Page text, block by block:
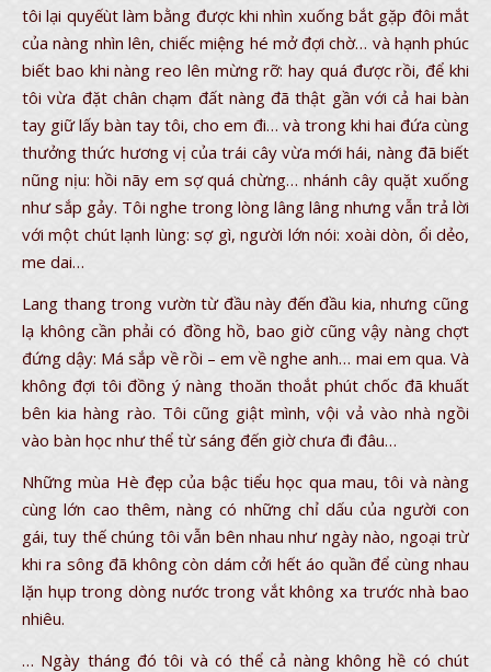
tôi lại quyếùt làm bằng được khi nhìn xuống bắt gặp đôi mắt
của nàng nhìn lên, chiếc miệng hé mở đợi chờ… và hạnh phúc
biết bao khi nàng reo lên mừng rỡ: hay quá được rồi, để khi
tôi vừa đặt chân chạm đất nàng đã thật gần với cả hai bàn
tay giữ lấy bàn tay tôi, cho em đi… và trong khi hai đứa cùng
thưởng thức hương vị của trái cây vừa mới hái, nàng đã biết
nũng nịu: hồi nãy em sợ quá chừng… nhánh cây quặt xuống
như sắp gảy. Tôi nghe trong lòng lâng lâng nhưng vẫn trả lời
với một chút lạnh lùng: sợ gì, người lớn nói: xoài dòn, ổi dẻo,
me dai…
Lang thang trong vườn từ đầu này đến đầu kia, nhưng cũng
lạ không cần phải có đồng hồ, bao giờ cũng vậy nàng chợt
đứng dậy: Má sắp về rồi – em về nghe anh… mai em qua. Và
không đợi tôi đồng ý nàng thoăn thoắt phút chốc đã khuất
bên kia hàng rào. Tôi cũng giật mình, vội vả vào nhà ngồi
vào bàn học như thể từ sáng đến giờ chưa đi đâu…
Những mùa Hè đẹp của bậc tiểu học qua mau, tôi và nàng
cùng lớn cao thêm, nàng có những chỉ dấu của người con
gái, tuy thế chúng tôi vẫn bên nhau như ngày nào, ngoại trừ
khi ra sông đã không còn dám cởi hết áo quần để cùng nhau
lặn hụp trong dòng nước trong vắt không xa trước nhà bao
nhiêu.
… Ngày tháng đó tôi và có thể cả nàng không hề có chút